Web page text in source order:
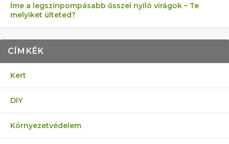
Íme a legszínpompásabb ősszel nyíló virágok – Te
melyiket ülteted?
CÍMKÉK
Kert
DIY
Környezetvédelem